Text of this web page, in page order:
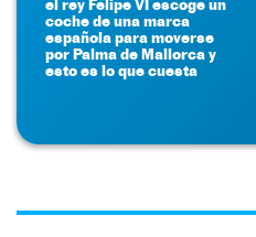
el rey Felipe VI escoge un
coche de una marca
española para moverse
por Palma de Mallorca y
esto es lo que cuesta